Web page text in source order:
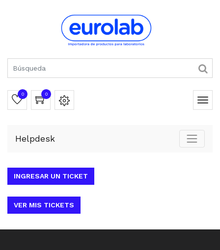
0 0
Helpdesk
INGRESAR UN TICKET
VER MIS TICKETS